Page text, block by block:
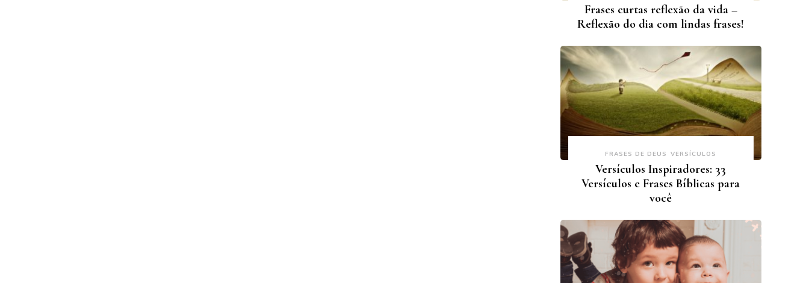
Frases curtas reflexão da vida –
Reflexão do dia com lindas frases!
FRASES DE DEUS VERSÍCULOS
Versículos Inspiradores: 33
Versículos e Frases Bíblicas para
você